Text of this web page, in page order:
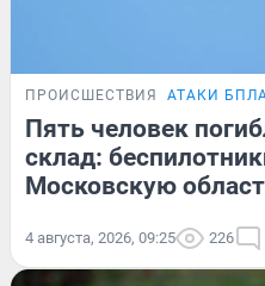
ПРОИСШЕСТВИЯ АТАКИ
Пять человек
склад:
Московскую
4 августа, 2026, 09:25 226